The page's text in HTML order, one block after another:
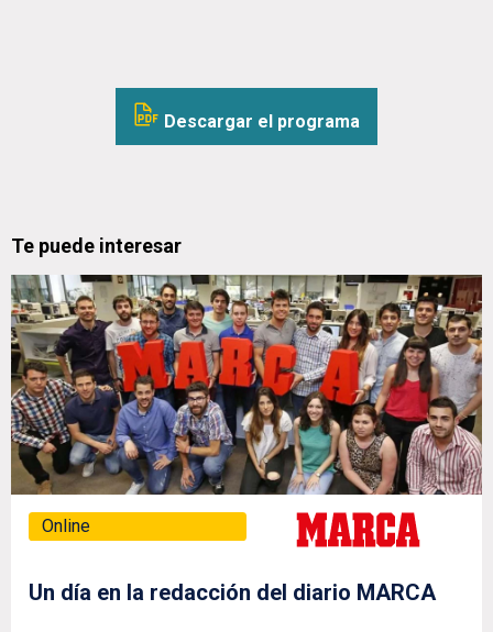
Descargar el programa
Te puede interesar
Online
Un día en la redacción del diario MARCA